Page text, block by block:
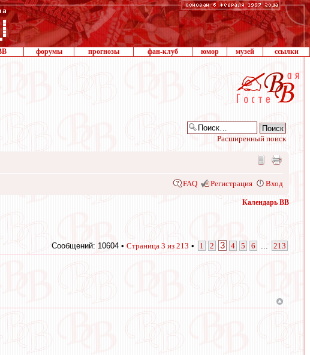
форумы прогнозы фан-клуб юмор музей ссылки
Расширенный поиск
FAQ Регистрация Вход
Календарь ВВ
Сообщений: 10604 • Страница 3 из 213 • 1 2 3 4 5 6 213